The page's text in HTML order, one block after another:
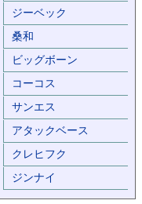
ジーベック
桑和
ビッグボーン
コーコス
サンエス
アタックベース
クレヒフク
ジンナイ